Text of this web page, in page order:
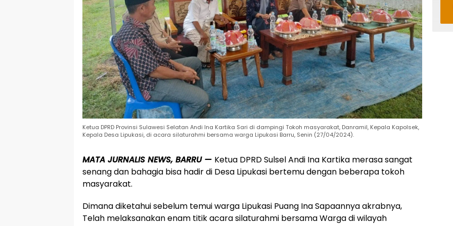
Ketua DPRD Provinsi Sulawesi Selatan Andi Ina Kartika Sari di dampingi Tokoh masyarakat, Danramil, Kepala Kapolsek,
Kepala Desa Lipukasi, di acara silaturahmi bersama warga Lipukasi Barru, Senin (27/04/2024).
MATA JURNALIS NEWS, BARRU — Ketua DPRD Sulsel Andi Ina Kartika merasa sangat
senang dan bahagia bisa hadir di Desa Lipukasi bertemu dengan beberapa tokoh
masyarakat.
Dimana diketahui sebelum temui warga Lipukasi Puang Ina Sapaannya akrabnya,
Telah melaksanakan enam titik acara silaturahmi bersama Warga di wilayah